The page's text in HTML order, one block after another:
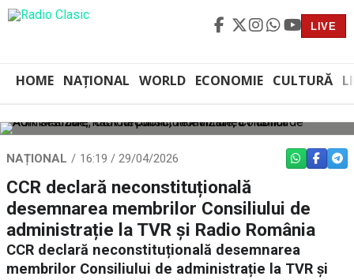
LIVE
HOME NAȚIONAL WORLD ECONOMIE CULTURĂ
NAȚIONAL 16:19 / 29/04/2026 WHATSAPP
CCR declară neconstituțională
desemnarea membrilor Consiliului de
administrație la TVR și Radio România
CCR declară neconstituțională desemnarea
membrilor Consiliului de administrație la TVR și